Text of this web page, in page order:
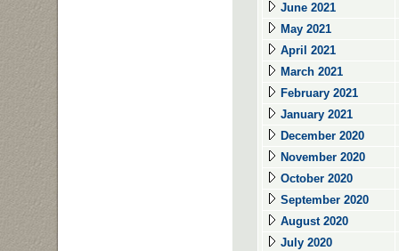
June 2021
May 2021
April 2021
March 2021
February 2021
January 2021
December 2020
November 2020
October 2020
September 2020
August 2020
July 2020